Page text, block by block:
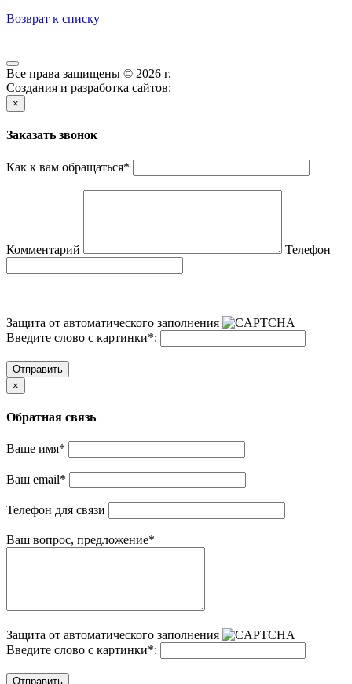
Возврат к списку
Все права защищены © 2026 г.
Создания и разработка сайтов:
×
Заказать звонок
Как к вам обращаться*
Комментарий Телефон
Защита от автоматического заполнения
Введите слово с картинки*:
Отправить
×
Обратная связь
Ваше имя*
Ваш email*
Телефон для связи
Ваш вопрос, предложение*
Защита от автоматического заполнения
Введите слово с картинки*:
Отправить